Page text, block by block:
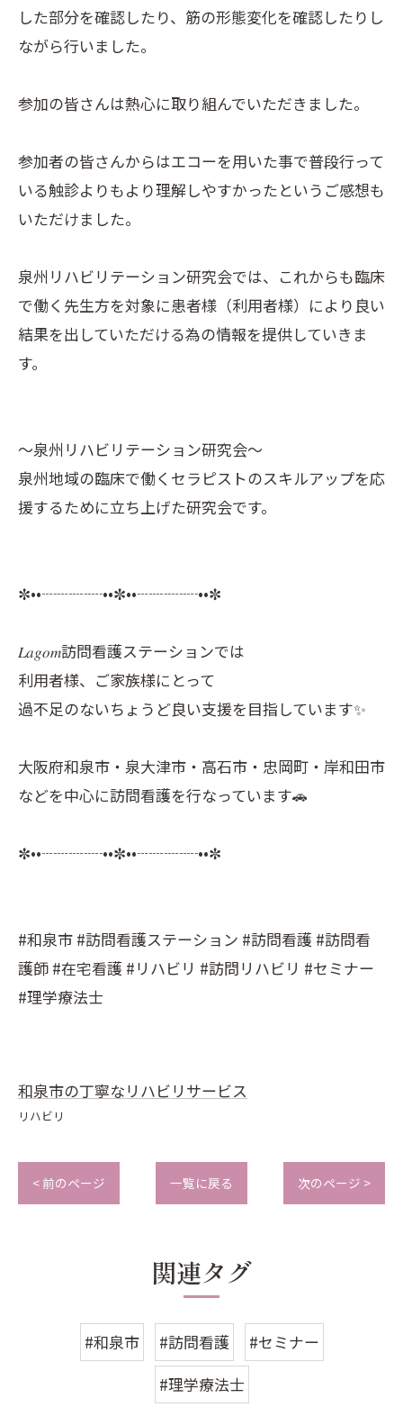
した部分を確認したり、筋の形態変化を確認したりし
ながら行いました。
参加の皆さんは熱心に取り組んでいただきました。
参加者の皆さんからはエコーを用いた事で普段行って
いる触診よりもより理解しやすかったというご感想も
いただけました。
泉州リハビリテーション研究会では、これからも臨床
で働く先生方を対象に患者様（利用者様）により良い
結果を出していただける為の情報を提供していきま
す。
〜泉州リハビリテーション研究会〜
泉州地域の臨床で働くセラピストのスキルアップを応
援するために立ち上げた研究会です。
✼••┈┈┈┈••✼••┈┈┈┈••✼
𝐿𝑎𝑔𝑜𝑚訪問看護ステーションでは
利用者様、ご家族様にとって
過不足のないちょうど良い支援を目指しています✨
大阪府和泉市・泉大津市・高石市・忠岡町・岸和田市
などを中心に訪問看護を行なっています🚗
✼••┈┈┈┈••✼••┈┈┈┈••✼
#和泉市 #訪問看護ステーション #訪問看護 #訪問看
護師 #在宅看護 #リハビリ #訪問リハビリ #セミナー
#理学療法士
和泉市の丁寧なリハビリサービス
リハビリ
< 前のページ 一覧に戻る 次のページ >
関連タグ
#和泉市 #訪問看護
#セミナー
#理学療法士